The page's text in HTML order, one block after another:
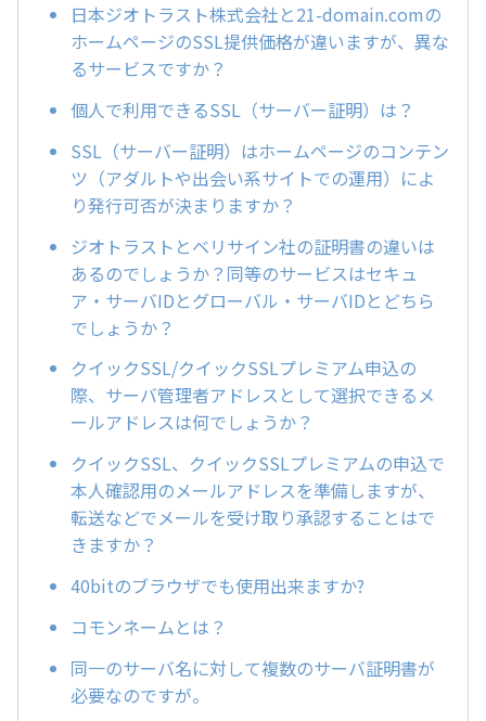
日本ジオトラスト株式会社と21-domain.comの
ホームページのSSL提供価格が違いますが、異な
るサービスですか？
個人で利用できるSSL（サーバー証明）は？
SSL（サーバー証明）はホームページのコンテン
ツ（アダルトや出会い系サイトでの運用）によ
り発行可否が決まりますか？
ジオトラストとベリサイン社の証明書の違いは
あるのでしょうか？同等のサービスはセキュ
ア・サーバIDとグローバル・サーバIDとどちら
でしょうか？
クイックSSL/クイックSSLプレミアム申込の
際、サーバ管理者アドレスとして選択できるメ
ールアドレスは何でしょうか？
クイックSSL、クイックSSLプレミアムの申込で
本人確認用のメールアドレスを準備しますが、
転送などでメールを受け取り承認することはで
きますか？
40bitのブラウザでも使用出来ますか?
コモンネームとは？
同一のサーバ名に対して複数のサーバ証明書が
必要なのですが。